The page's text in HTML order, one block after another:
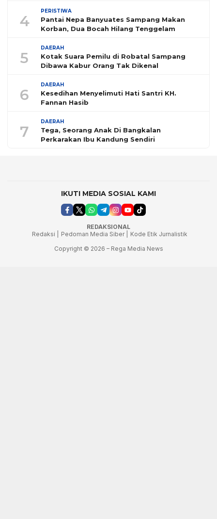
4
PERISTIWA
Pantai Nepa Banyuates Sampang Makan
Korban, Dua Bocah Hilang Tenggelam
5
DAERAH
Kotak Suara Pemilu di Robatal Sampang
Dibawa Kabur Orang Tak Dikenal
6
DAERAH
Kesedihan Menyelimuti Hati Santri KH.
Fannan Hasib
7
DAERAH
Tega, Seorang Anak Di Bangkalan
Perkarakan Ibu Kandung Sendiri
IKUTI MEDIA SOSIAL KAMI
REDAKSIONAL
Redaksi |
Pedoman Media Siber |
Kode Etik Jurnalistik
Copyright © 2026 – Rega Media News